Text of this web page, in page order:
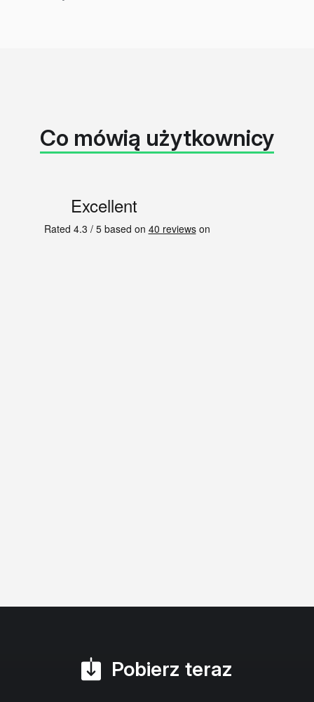
Co mówią użytkownicy
Pobierz teraz